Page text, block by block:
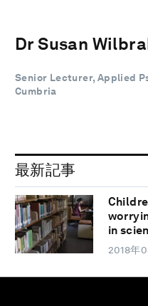
Dr Susan
Senior Lecturer, Applied
Cumbria
最新記事
in
2018年